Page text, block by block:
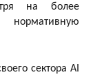
на более
сектора AI